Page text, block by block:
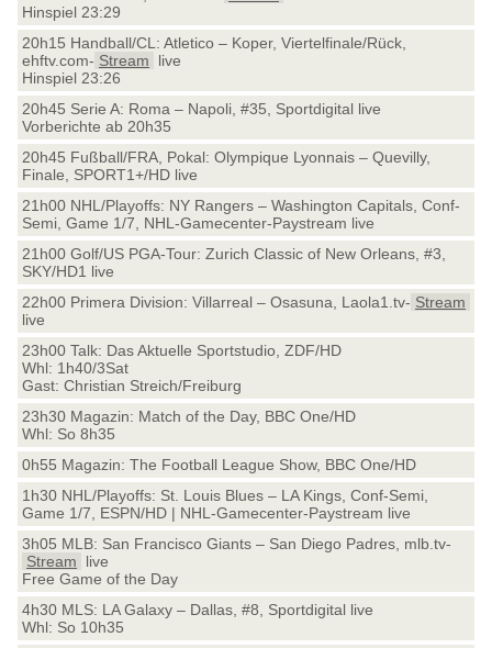
Hinspiel 23:29
20h15 Handball/CL: Atletico – Koper, Viertelfinale/Rück,
ehftv.com- Stream
live
Hinspiel 23:26
20h45 Serie A: Roma – Napoli, #35, Sportdigital live
Vorberichte ab 20h35
20h45 Fußball/FRA, Pokal: Olympique Lyonnais – Quevilly,
Finale, SPORT1+/HD live
21h00 NHL/Playoffs: NY Rangers – Washington Capitals, Conf-
Semi, Game 1/7, NHL-Gamecenter-Paystream live
21h00 Golf/US PGA-Tour: Zurich Classic of New Orleans, #3,
SKY/HD1 live
22h00 Primera Division: Villarreal – Osasuna, Laola1.tv- Stream
live
23h00 Talk: Das Aktuelle Sportstudio, ZDF/HD
Whl: 1h40/3Sat
Gast: Christian Streich/Freiburg
23h30 Magazin: Match of the Day, BBC One/HD
Whl: So 8h35
0h55 Magazin: The Football League Show, BBC One/HD
1h30 NHL/Playoffs: St. Louis Blues – LA Kings, Conf-Semi,
Game 1/7, ESPN/HD | NHL-Gamecenter-Paystream live
3h05 MLB: San Francisco Giants – San Diego Padres, mlb.tv-
Stream
live
Free Game of the Day
4h30 MLS: LA Galaxy – Dallas, #8, Sportdigital live
Whl: So 10h35